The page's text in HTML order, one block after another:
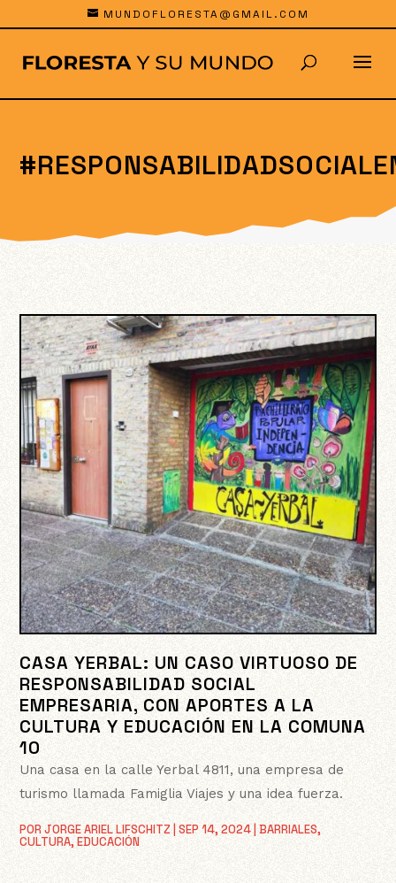
MUNDOFLORESTA@GMAIL.COM
CASA YERBAL: UN CASO VIRTUOSO DE
RESPONSABILIDAD SOCIAL
EMPRESARIA, CON APORTES A LA
CULTURA Y EDUCACIÓN EN LA COMUNA
10
PORJORGE ARIEL LIFSCHITZ |SEP 14, 2024 |BARRIALES,
CULTURA,EDUCACIÓN
Una casa en la calle Yerbal 4811, una empresa de
turismo llamada Famiglia Viajes y una idea fuerza.